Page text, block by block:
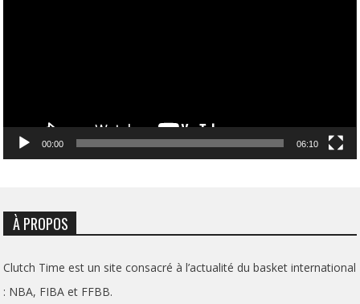
00:00 06:10
À PROPOS
Clutch Time est un site consacré à l’actualité du basket international
: NBA, FIBA et FFBB.